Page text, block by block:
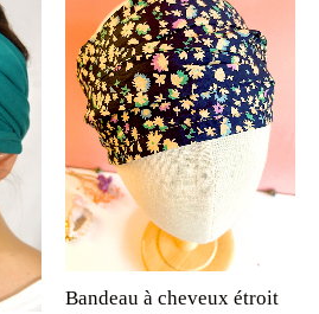
Bandeau à cheveux étroit